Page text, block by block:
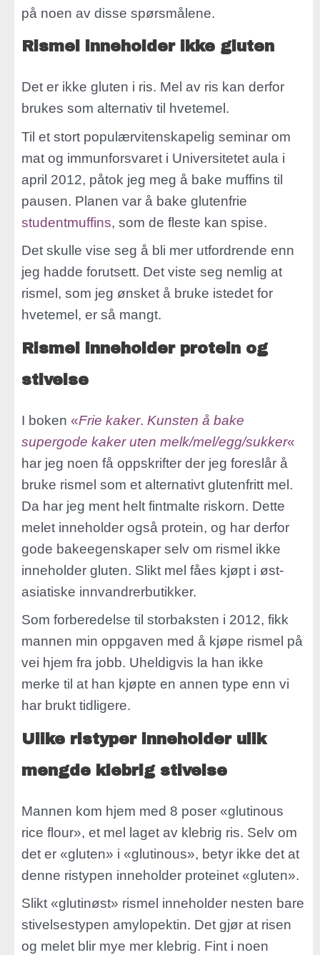
på noen av disse spørsmålene.
Rismel inneholder ikke gluten
Det er ikke gluten i ris. Mel av ris kan derfor
brukes som alternativ til hvetemel.
Til et stort populærvitenskapelig seminar om
mat og immunforsvaret i Universitetet aula i
april 2012, påtok jeg meg å bake muffins til
pausen. Planen var å bake glutenfrie
studentmuffins, som de fleste kan spise.
Det skulle vise seg å bli mer utfordrende enn
jeg hadde forutsett. Det viste seg nemlig at
rismel, som jeg ønsket å bruke istedet for
hvetemel, er så mangt.
Rismel inneholder protein og
stivelse
I boken «Frie kaker.Kunsten å bake
supergode kaker uten melk/mel/egg/sukker«
har jeg noen få oppskrifter der jeg foreslår å
bruke rismel som et alternativt glutenfritt mel.
Da har jeg ment helt fintmalte riskorn. Dette
melet inneholder også protein, og har derfor
gode bakeegenskaper selv om rismel ikke
inneholder gluten. Slikt mel fåes kjøpt i øst-
asiatiske innvandrerbutikker.
Som forberedelse til storbaksten i 2012, fikk
mannen min oppgaven med å kjøpe rismel på
vei hjem fra jobb. Uheldigvis la han ikke
merke til at han kjøpte en annen type enn vi
har brukt tidligere.
Ulike ristyper inneholder ulik
mengde klebrig stivelse
Mannen kom hjem med 8 poser «glutinous
rice flour», et mel laget av klebrig ris. Selv om
det er «gluten» i «glutinous», betyr ikke det at
denne ristypen inneholder proteinet «gluten».
Slikt «glutinøst» rismel inneholder nesten bare
stivelsestypen amylopektin. Det gjør at risen
og melet blir mye mer klebrig. Fint i noen